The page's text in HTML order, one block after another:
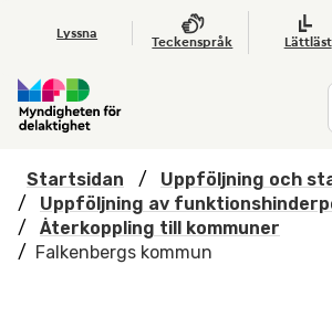
Hoppa till huvudmenyn
Lyssna
Teckenspråk Lättläst
Startsidan /
Uppföljning och
/
Uppföljning av
/
Återkoppling till kommuner
/ Falkenbergs kommun